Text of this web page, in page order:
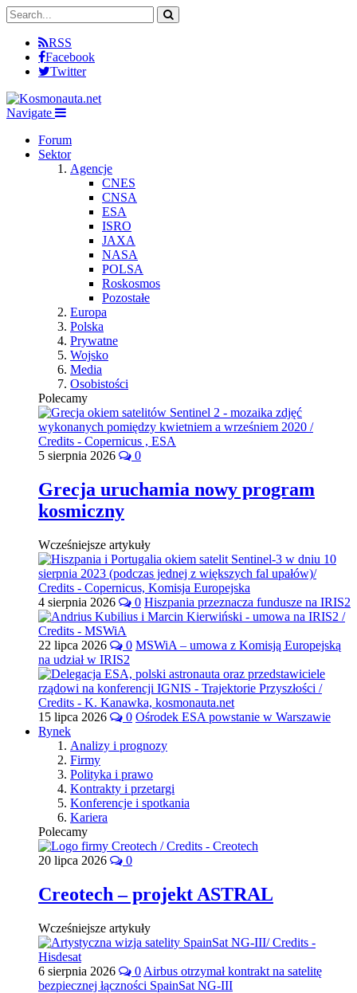
RSS
Facebook
Twitter
Navigate
Forum
Sektor
Agencje
CNES
CNSA
ESA
ISRO
JAXA
NASA
POLSA
Roskosmos
Pozostałe
Europa
Polska
Prywatne
Wojsko
Media
Osobistości
Polecamy
5 sierpnia 2026 0
Grecja uruchamia nowy program
kosmiczny
Wcześniejsze artykuły
4 sierpnia 2026 0 Hiszpania przeznacza fundusze na IRIS2
22 lipca 2026 0 MSWiA – umowa z Komisją Europejską
na udział w IRIS2
15 lipca 2026 0 Ośrodek ESA powstanie w Warszawie
Rynek
Analizy i prognozy
Firmy
Polityka i prawo
Kontrakty i przetargi
Konferencje i spotkania
Kariera
Polecamy
20 lipca 2026 0
Creotech – projekt ASTRAL
Wcześniejsze artykuły
6 sierpnia 2026 0 Airbus otrzymał kontrakt na satelitę
bezpiecznej łączności SpainSat NG-III